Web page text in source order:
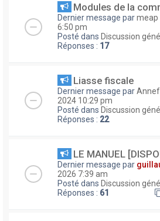
Modules de la
Dernier message parmeap
6:50 pm
Posté dans Discussion
Réponses : 17
Liasse fiscale
Dernier message par
2024 10:29 pm
Posté dans Discussion
Réponses : 22
LE MANUEL
Dernier message par
2026 7:39 am
Posté dans Discussion
Réponses : 61